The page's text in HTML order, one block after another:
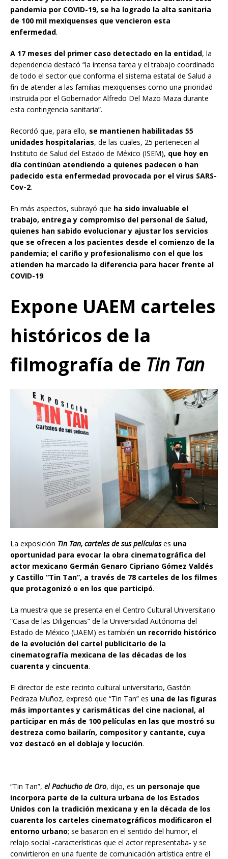
pandemia por COVID-19, se ha logrado la alta sanitaria
de 100 mil mexiquenses que vencieron esta
enfermedad.
A 17 meses del primer caso detectado en la entidad, la
dependencia destacó “la intensa tarea y el trabajo coordinado
de todo el sector que conforma el sistema estatal de Salud a
fin de atender a las familias mexiquenses como una prioridad
instruida por el Gobernador Alfredo Del Mazo Maza durante
esta contingencia sanitaria”.
Recordó que, para ello, se mantienen habilitadas 55
unidades hospitalarias, de las cuales, 25 pertenecen al
Instituto de Salud del Estado de México (ISEM), que hoy en
día continúan atendiendo a quienes padecen o han
padecido esta enfermedad provocada por el virus SARS-
Cov-2.
En más aspectos, subrayó que ha sido invaluable el
trabajo, entrega y compromiso del personal de Salud,
quienes han sabido evolucionar y ajustar los servicios
que se ofrecen a los pacientes desde el comienzo de la
pandemia; el cariño y profesionalismo con el que los
atienden ha marcado la diferencia para hacer frente al
COVID-19.
Expone UAEM carteles
históricos de la
filmografía de Tin Tan
La exposición Tin Tan, carteles de sus películases una
oportunidad para evocar la obra cinematográfica del
actor mexicano Germán Genaro Cipriano Gómez Valdés
y Castillo “Tin Tan”, a través de 78 carteles de los filmes
que protagonizó o en los que participó.
La muestra que se presenta en el Centro Cultural Universitario
“Casa de las Diligencias” de la Universidad Autónoma del
Estado de México (UAEM) es también un recorrido histórico
de la evolución del cartel publicitario de la
cinematografía mexicana de las décadas de los
cuarenta y cincuenta.
El director de este recinto cultural universitario, Gastón
Pedraza Muñoz, expresó que “Tin Tan” es una de las figuras
más importantes y carismáticas del cine nacional, al
participar en más de 100 películas en las que mostró su
destreza como bailarín, compositor y cantante, cuya
voz destacó en el doblaje y locución.
“Tin Tan”, el Pachucho de Oro, dijo, es un personaje que
incorpora parte de la cultura urbana de los Estados
Unidos con la tradición mexicana y en la década de los
cuarenta los carteles cinematográficos modificaron el
entorno urbano; se basaron en el sentido del humor, el
relajo social -características que el actor representaba- y se
convirtieron en una fuente de comunicación artística entre el